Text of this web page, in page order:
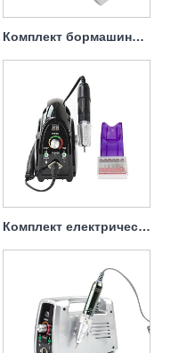
Комплект бормашини за нокти Професионална електрическа пила 65w 35000rpm
Комплект електрическа бормашина за премахване на нокти Dip 65w 35000rpm